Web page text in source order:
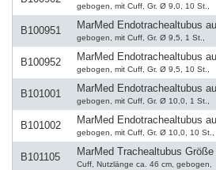
gebogen, mit Cuff, Gr. Ø 9,0, 10 St.,
B100951 MarMed Endotrachealtubus
gebogen, mit Cuff, Gr. Ø 9,5, 1 St.,
B100952 MarMed Endotrachealtubus
gebogen, mit Cuff, Gr. Ø 9,5, 10 St.,
B101001 MarMed Endotrachealtubus
gebogen, mit Cuff, Gr. Ø 10,0, 1 St.,
B101002 MarMed Endotrachealtubus
gebogen, mit Cuff, Gr. Ø 10,0, 10 St.,
B101105 MarMed Trachealtubus
Cuff, Nutzlänge ca. 46 cm, gebogen,